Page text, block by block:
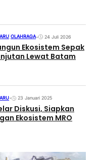
OLAHRAGA• 24 Juli 2026
Ekosistem Sepak
Lewat Batam
• 23 Januari 2025
Diskusi, Siapkan
Ekosistem MRO